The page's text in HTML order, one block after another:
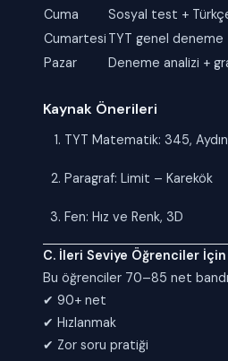
Cuma
Sosyal test +
Cumartesi TYT genel deneme
Pazar
Deneme analizi +
Kaynak Önerileri
TYT Matematik: 345,
Paragraf: Limit – Karekök
Fen: Hız ve Renk, 3D
C. İleri Seviye Öğrenciler İçin
Bu öğrenciler 70–85 net
✔ 90+ net
✔ Hızlanmak
✔ Zor soru pratiği